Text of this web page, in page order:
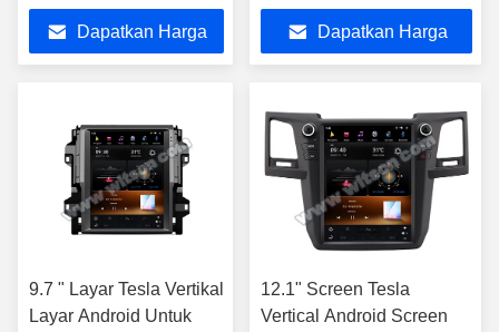
Android Car Multimedia
PlayerDapatkan Harga
2008-2014 Mobil
Multimedia Stereo
Dapatkan Harga
9.7 " Layar Tesla Vertikal
Layar Android Untuk
12.1" Screen Tesla
Vertical Android Screen